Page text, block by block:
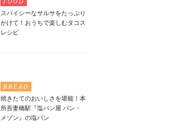
スパイシーなサルサをたっぷり
かけて！おうちで楽しむタコス
レシピ
BREAD
焼きたてのおいしさを堪能！本
所吾妻橋駅『塩パン屋 パン・
メゾン』の塩パン